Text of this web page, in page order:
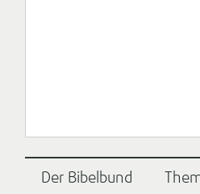
Der Bibelbund